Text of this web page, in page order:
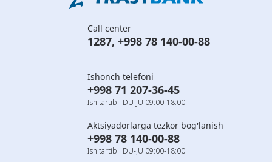
Call center
1287, +998 78 140-00-88
Ishonch telefoni
+998 71 207-36-45
Ish tartibi: DU-JU 09:00-18:00
Aktsiyadorlarga tezkor bog'lanish
+998 78 140-00-88
Ish tartibi: DU-JU 09:00-18:00